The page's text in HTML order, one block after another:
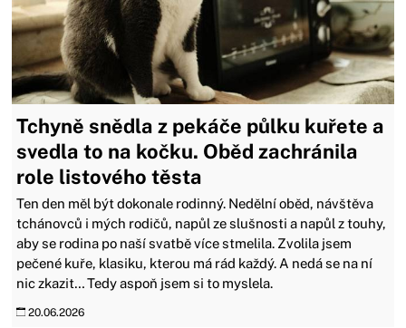
Tchyně snědla z pekáče půlku kuřete a
svedla to na kočku. Oběd zachránila
role listového těsta
Ten den měl být dokonale rodinný. Nedělní oběd, návštěva
tchánovců i mých rodičů, napůl ze slušnosti a napůl z touhy,
aby se rodina po naší svatbě více stmelila. Zvolila jsem
pečené kuře, klasiku, kterou má rád každý. A nedá se na ní
nic zkazit… Tedy aspoň jsem si to myslela.
20.06.2026